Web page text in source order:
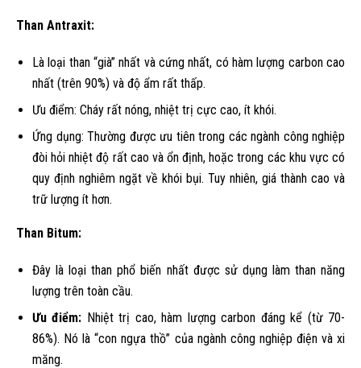
Than Antraxit:
Là loại than “già” nhất và cứng nhất, có hàm lượng carbon cao
nhất (trên 90%) và độ ẩm rất thấp.
Ưu điểm: Cháy rất nóng, nhiệt trị cực cao, ít khói.
Ứng dụng: Thường được ưu tiên trong các ngành công nghiệp
đòi hỏi nhiệt độ rất cao và ổn định, hoặc trong các khu vực có
quy định nghiêm ngặt về khói bụi. Tuy nhiên, giá thành cao và
trữ lượng ít hơn.
Than Bitum:
Đây là loại than phổ biến nhất được sử dụng làm than năng
lượng trên toàn cầu.
Ưu điểm: Nhiệt trị cao, hàm lượng carbon đáng kể (từ 70-
86%). Nó là “con ngựa thồ” của ngành công nghiệp điện và xi
măng.